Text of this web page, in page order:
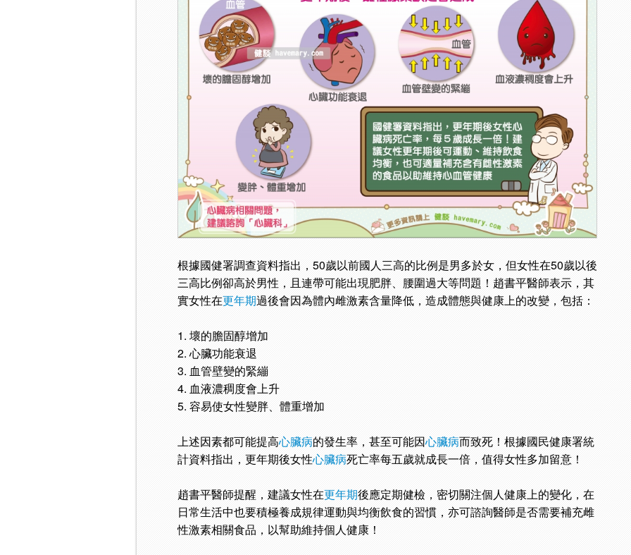
根據國健署調查資料指出，50歲以前國人三高的比例是男多於女，但女性在50歲以後
三高比例卻高於男性，且連帶可能出現肥胖、腰圍過大等問題！趙書平醫師表示，其
實女性在更年期過後會因為體內雌激素含量降低，造成體態與健康上的改變，包括：
1. 壞的膽固醇增加
2. 心臟功能衰退
3. 血管壁變的緊繃
4. 血液濃稠度會上升
5. 容易使女性變胖、體重增加
上述因素都可能提高心臟病的發生率，甚至可能因心臟病而致死！根據國民健康署統
計資料指出，更年期後女性心臟病死亡率每五歲就成長一倍，值得女性多加留意！
趙書平醫師提醒，建議女性在更年期後應定期健檢，密切關注個人健康上的變化，在
日常生活中也要積極養成規律運動與均衡飲食的習慣，亦可諮詢醫師是否需要補充雌
性激素相關食品，以幫助維持個人健康！